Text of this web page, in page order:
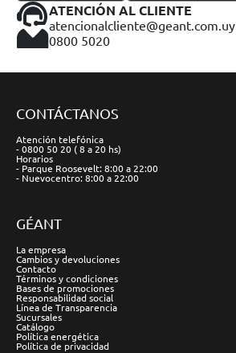
ATENCIÓN AL CLIENTE
atencionalcliente@geant.com.uy
0800 5020
CONTÁCTANOS
Atención telefónica
- 0800 50 20 ( 8 a 20 hs)
Horarios
- Parque Roosevelt: 8:00 a 22:00
- Nuevocentro: 8:00 a 22:00
GÉANT
La empresa
Cambios y devoluciones
Contacto
Términos y condiciones
Bases de promociones
Responsabilidad social
Línea de Transparencia
Sucursales
Catálogo
Política energética
Política de privacidad